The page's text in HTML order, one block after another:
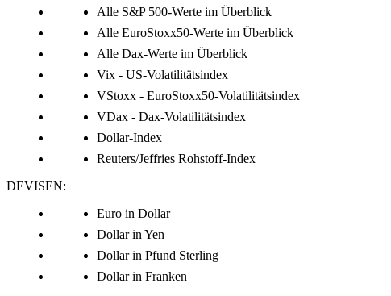
Alle S&P 500-Werte im Überblick
Alle EuroStoxx50-Werte im Überblick
Alle Dax-Werte im Überblick
Vix - US-Volatilitätsindex
VStoxx - EuroStoxx50-Volatilitätsindex
VDax - Dax-Volatilitätsindex
Dollar-Index
Reuters/Jeffries Rohstoff-Index
DEVISEN:
Euro in Dollar
Dollar in Yen
Dollar in Pfund Sterling
Dollar in Franken